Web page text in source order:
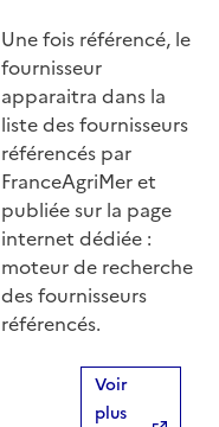
Une fois référencé, le
fournisseur
apparaitra dans la
liste des fournisseurs
référencés par
FranceAgriMer et
publiée sur la page
internet dédiée :
moteur de recherche
des fournisseurs
référencés.
Voir
plus